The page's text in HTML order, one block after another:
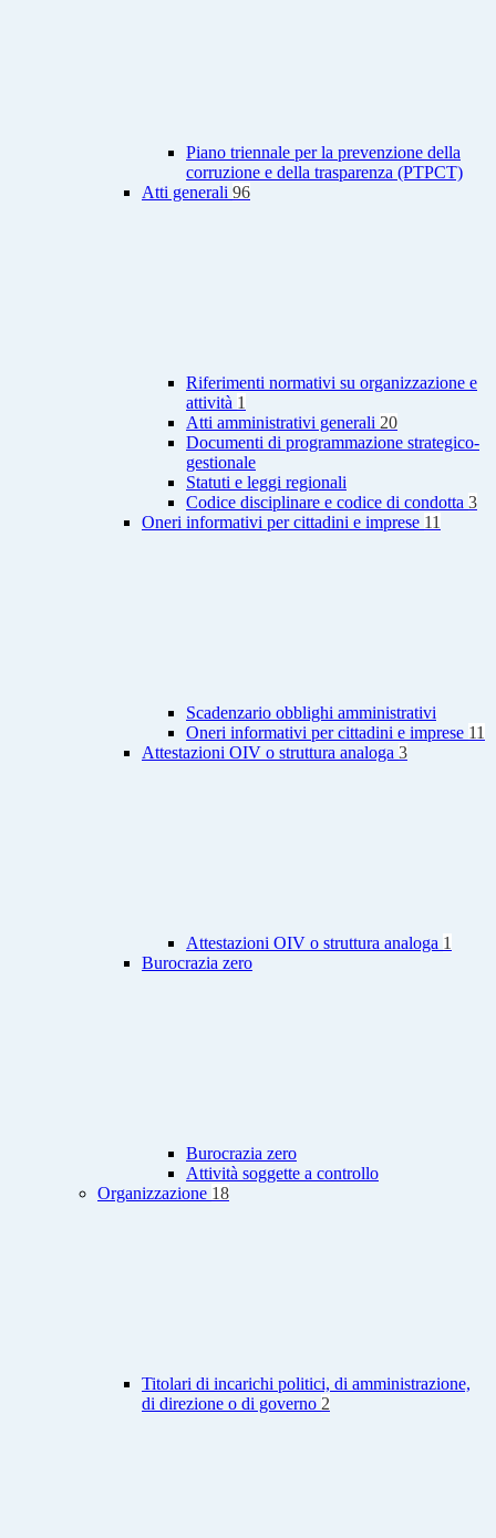
Piano triennale per la prevenzione della
corruzione e della trasparenza (PTPCT)
Atti generali 96
Riferimenti normativi su organizzazione e
attività 1
Atti amministrativi generali 20
Documenti di programmazione strategico-
gestionale
Statuti e leggi regionali
Codice disciplinare e codice di condotta 3
Oneri informativi per cittadini e imprese 11
Scadenzario obblighi amministrativi
Oneri informativi per cittadini e imprese 11
Attestazioni OIV o struttura analoga 3
Attestazioni OIV o struttura analoga 1
Burocrazia zero
Burocrazia zero
Attività soggette a controllo
Organizzazione 18
Titolari di incarichi politici, di amministrazione,
di direzione o di governo 2